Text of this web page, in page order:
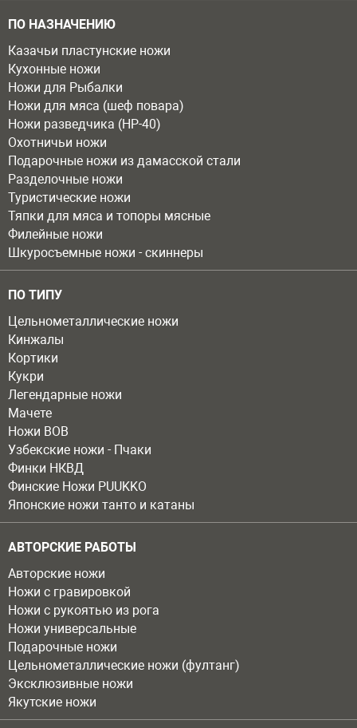
ПО НАЗНАЧЕНИЮ
Казачьи пластунские ножи
Кухонные ножи
Ножи для Рыбалки
Ножи для мяса (шеф повара)
Ножи разведчика (НР-40)
Охотничьи ножи
Подарочные ножи из дамасской стали
Разделочные ножи
Туристические ножи
Тяпки для мяса и топоры мясные
Филейные ножи
Шкуросъемные ножи - скиннеры
ПО ТИПУ
Цельнометаллические ножи
Кинжалы
Кортики
Кукри
Легендарные ножи
Мачете
Ножи ВОВ
Узбекские ножи - Пчаки
Финки НКВД
Финские Ножи PUUKKO
Японские ножи танто и катаны
АВТОРСКИЕ РАБОТЫ
Авторские ножи
Ножи с гравировкой
Ножи с рукоятью из рога
Ножи универсальные
Подарочные ножи
Цельнометаллические ножи (фултанг)
Эксклюзивные ножи
Якутские ножи